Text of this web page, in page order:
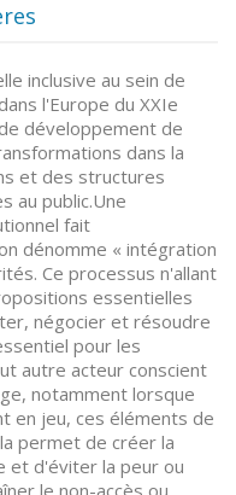
inclusive au sein de
l'Europe du XXIe
développement de
dans la
et des structures
au public.Une
fait
dénomme « intégration
Ce processus n'allant
essentielles
négocier et résoudre
pour les
autre acteur conscient
notamment lorsque
en jeu, ces éléments de
permet de créer la
et d'éviter la peur ou
le non-accès ou